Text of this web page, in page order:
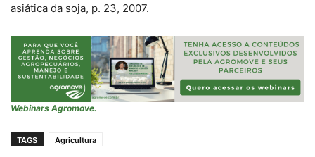
asiática da soja, p. 23, 2007.
Webinars Agromove.
TAGS Agricultura